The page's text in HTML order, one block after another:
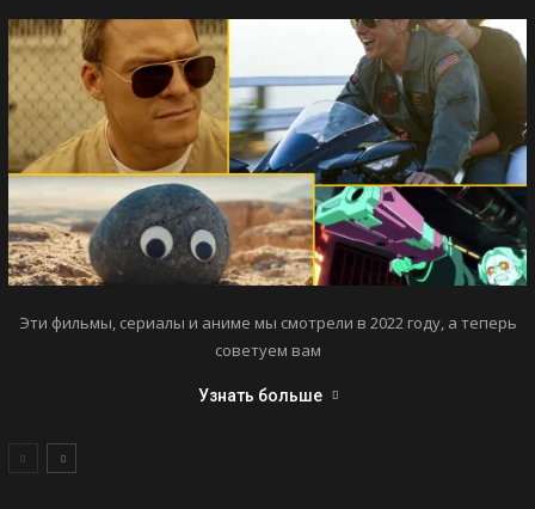
Эти фильмы, сериалы и аниме мы смотрели в 2022 году, а теперь
советуем вам
Узнать больше